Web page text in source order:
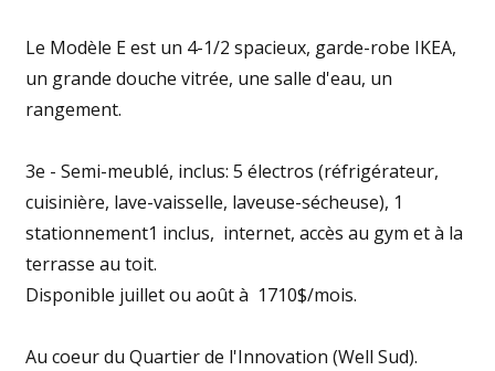
Le Modèle E est un 4-1/2 spacieux, garde-robe IKEA,
un grande douche vitrée, une salle d'eau, un
rangement.
3e - Semi-meublé, inclus: 5 électros (réfrigérateur,
cuisinière, lave-vaisselle, laveuse-sécheuse), 1
stationnement1 inclus, internet, accès au gym et à la
terrasse au toit.
Disponible juillet ou août à 1710$/mois.
Au coeur du Quartier de l'Innovation (Well Sud).